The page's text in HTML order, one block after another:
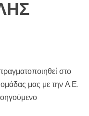
στο
μας με την Α.Ε.